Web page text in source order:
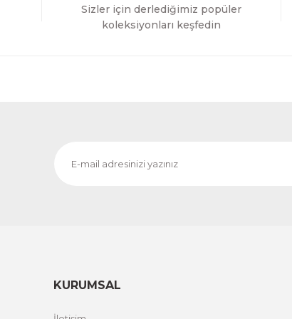
Sizler için derlediğimiz popüler
koleksiyonları keşfedin
KURUMSAL